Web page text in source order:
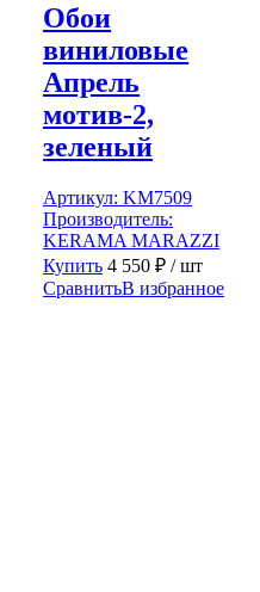
Обои
виниловые
Апрель
мотив-2,
зеленый
Артикул:KM7509
Производитель:
KERAMA MARAZZI
Купить 4 550₽ / шт
СравнитьВ избранное